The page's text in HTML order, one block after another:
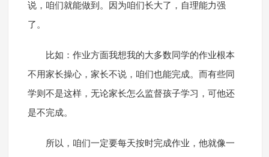
说，咱们就能做到。因为咱们长大了，自理能力强
了。
比如：作业方面我想我的大多数同学的作业根本
不用家长操心，家长不说，咱们也能完成。而有些同
学则不是这样，无论家长怎么监督孩子学习，可他还
是不完成。
所以，咱们一定要每天按时完成作业，他就像一